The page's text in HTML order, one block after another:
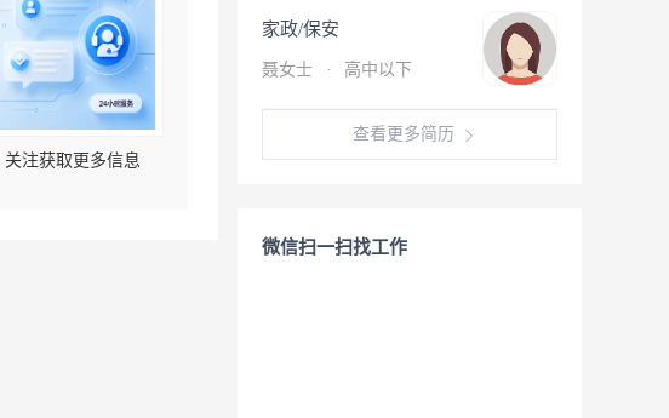
关注获取更多信息
家政/保安
聂女士 · 高中以下
查看更多简历
微信扫一扫找工作